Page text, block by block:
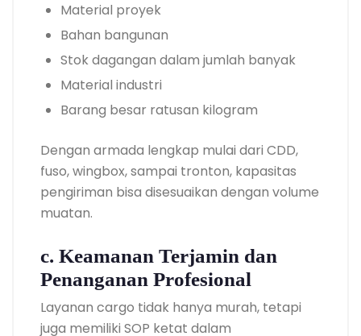
Material proyek
Bahan bangunan
Stok dagangan dalam jumlah banyak
Material industri
Barang besar ratusan kilogram
Dengan armada lengkap mulai dari CDD,
fuso, wingbox, sampai tronton, kapasitas
pengiriman bisa disesuaikan dengan volume
muatan.
c. Keamanan Terjamin dan
Penanganan Profesional
Layanan cargo tidak hanya murah, tetapi
juga memiliki SOP ketat dalam